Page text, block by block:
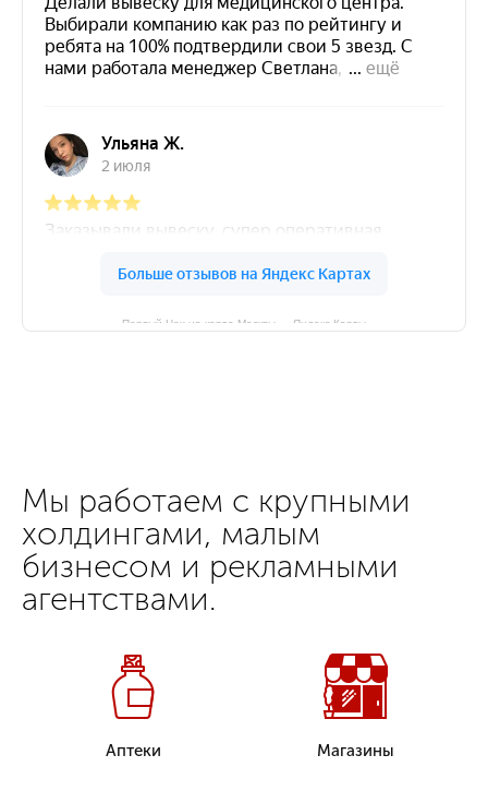
Первый Цех на карте Москвы — Яндекс Карты
Мы работаем с крупными
холдингами, малым
бизнесом и рекламными
агентствами.
Аптеки Магазины